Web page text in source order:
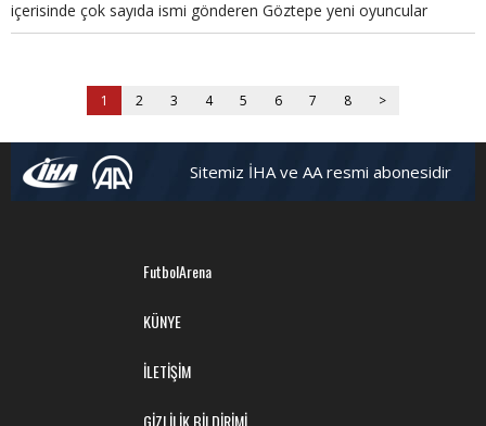
içerisinde çok sayıda ismi gönderen Göztepe yeni oyuncular
transfer etmek için girişimlerini hızlandırdı.
1 2 3 4 5 6 7 8 >
Sitemiz İHA ve AA resmi abonesidir
FutbolArena
KÜNYE
İLETİŞİM
GİZLİLİK BİLDİRİMİ